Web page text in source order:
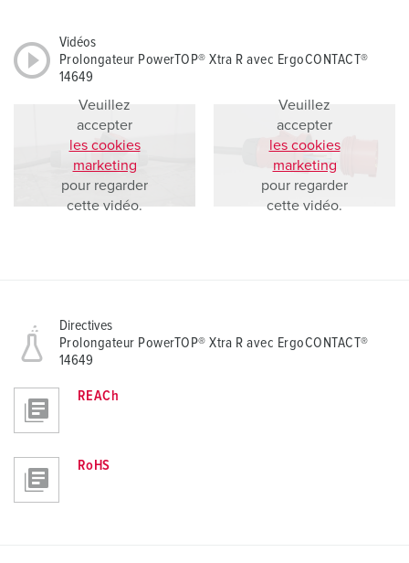
Vidéos
Prolongateur PowerTOP® Xtra R avec ErgoCONTACT®
14649
Veuillez
accepter
les cookies
marketing
pour regarder
cette vidéo.
Veuillez
accepter
les cookies
marketing
pour regarder
cette vidéo.
Directives
Prolongateur PowerTOP® Xtra R avec ErgoCONTACT®
14649
REACh
RoHS